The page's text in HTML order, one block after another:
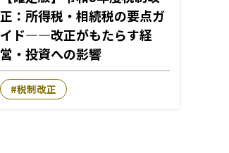
正：所得税・相続税の要点ガ
イド―—改正がもたらす経
営・投資への影響
税制改正